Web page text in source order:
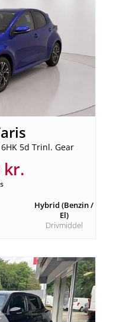
5d Trinl. Gear
kr.
Hybrid (Benzin /
El)
Drivmiddel